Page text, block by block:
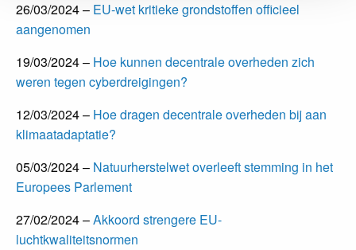
26/03/2024 – EU-wet kritieke grondstoffen officieel
aangenomen
19/03/2024 – Hoe kunnen decentrale overheden zich
weren tegen cyberdreigingen?
12/03/2024 – Hoe dragen decentrale overheden bij aan
klimaatadaptatie?
05/03/2024 – Natuurherstelwet overleeft stemming in het
Europees Parlement
27/02/2024 –Akkoord strengere EU-
luchtkwaliteitsnormen